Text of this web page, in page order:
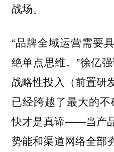
战场。
“品牌全域运营需要
绝单点思维。”徐亿
战略性投入（前置研
已经跨越了最大的
快才是真谛——当产
势能和渠道网络全部